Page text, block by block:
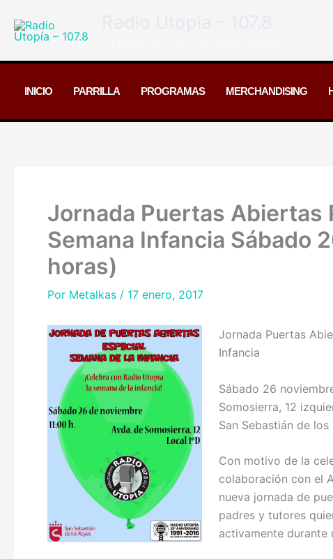
contenido
INICIO PARRILLA PROGRAMAS MERCHANDISING
Jornada Puertas Abiertas
Semana Infancia Sábado
horas)
Por Metalkas / 17 enero, 2017
Jornada Puertas
Infancia
Sábado 26
Somosierra, 12
San Sebastián de
Con motivo de la
colaboración con el
nueva jornada de
padres y tutores
activamente durante